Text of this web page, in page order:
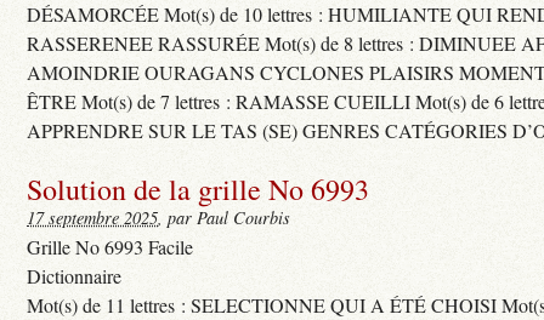
DÉSAMORCÉE Mot(s) de 10 lettres : HUMILIANTE QUI
RASSERENEE RASSURÉE Mot(s) de 8 lettres : DIMINUEE
AMOINDRIE OURAGANS CYCLONES PLAISIRS
ÊTRE Mot(s) de 7 lettres : RAMASSE CUEILLI Mot(s) de 6
APPRENDRE SUR LE TAS (SE) GENRES CATÉGORIES
Solution de la grille No 6993
17 septembre 2025, par Paul Courbis
Grille No 6993 Facile
Dictionnaire
Mot(s) de 11 lettres : SELECTIONNE QUI A ÉTÉ CHOISI